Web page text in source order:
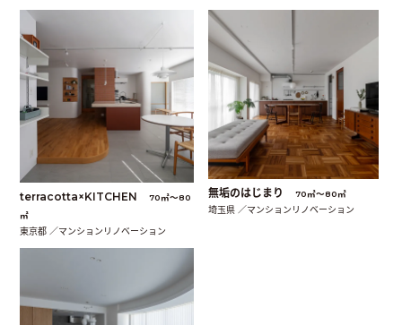
terracotta×KITCHEN
70㎡〜80
㎡
東京都 ／マンションリノベーション
無垢のはじまり 70㎡〜80㎡
埼玉県 ／マンションリノベーション